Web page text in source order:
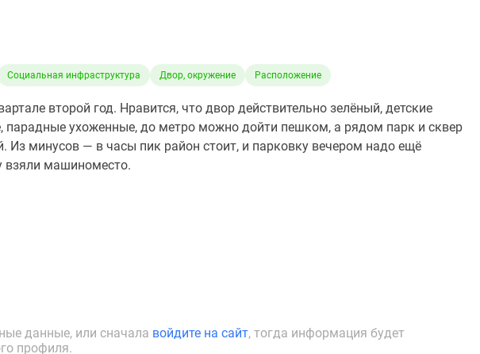
Социальная инфраструктура Двор, окружение Расположение
второй год. Нравится, что двор действительно зелёный, детские
ухоженные, до метро можно дойти пешком, а рядом парк и сквер
Из минусов — в часы пик район стоит, и парковку вечером надо ещё
взяли машиноместо.
данные, или сначала войдите на сайт, тогда информация будет
профиля.